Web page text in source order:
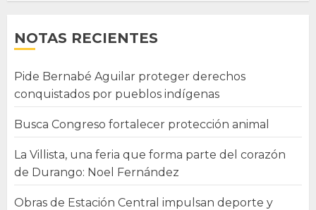
NOTAS RECIENTES
Pide Bernabé Aguilar proteger derechos
conquistados por pueblos indígenas
Busca Congreso fortalecer protección animal
La Villista, una feria que forma parte del corazón
de Durango: Noel Fernández
Obras de Estación Central impulsan deporte y